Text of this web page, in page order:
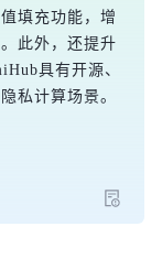
填充功能，增
此外，还提升
具有开源、
私计算场景。